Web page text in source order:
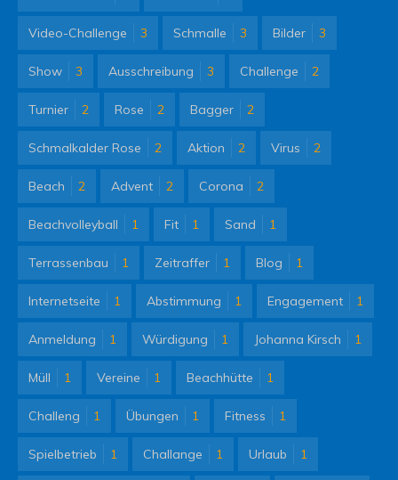
Video-Challenge 3 Schmalle 3 Bilder 3
Show 3 Ausschreibung 3 Challenge 2
Turnier 2 Rose 2 Bagger 2
Schmalkalder Rose 2 Aktion 2 Virus 2
Beach 2 Advent 2 Corona 2
Beachvolleyball 1 Fit 1 Sand 1
Terrassenbau 1 Zeitraffer 1 Blog 1
Internetseite 1 Abstimmung 1 Engagement 1
Anmeldung 1 Würdigung 1 Johanna Kirsch 1
Müll 1 Vereine 1 Beachhütte 1
Challeng 1 Übungen 1 Fitness 1
Spielbetrieb 1 Challange 1 Urlaub 1